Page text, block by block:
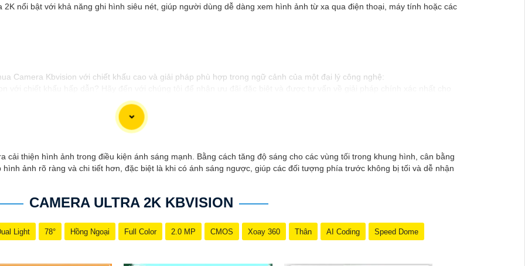
2K nổi bật với khả năng ghi hình siêu nét, giúp người dùng dễ dàng xem hình ảnh từ xa qua điện thoại, máy tính hoặc các
Camera Kbvision với chiết khấu cao và giải pháp phù hợp trong ngữ cảnh của một đại lý công nghệ:
giải pháp phù hợp? Liên hệ ngay với chúng tôi để được hỗ trợ tốt nhất từ đội ngũ chuyên gia có kinh nghiệm!"
hãng với chiết khấu cao nhất trên thị trường. Hãy đến với chúng tôi để trải nghiệm dịch vụ tốt nhất và nhận được sự tư
cải thiện hình ảnh trong điều kiện ánh sáng mạnh. Bằng cách tăng độ sáng cho các vùng tối trong khung hình, cân bằng
ảnh rõ ràng và chi tiết hơn, đặc biệt là khi có ánh sáng ngược, giúp các đối tượng phía trước không bị tối và dễ nhận
CAMERA ULTRA 2K KBVISION
Light 78° Hồng Ngoại Full Color 2.0 MP CMOS Xoay 360 Thân AI Coding Speed Dome